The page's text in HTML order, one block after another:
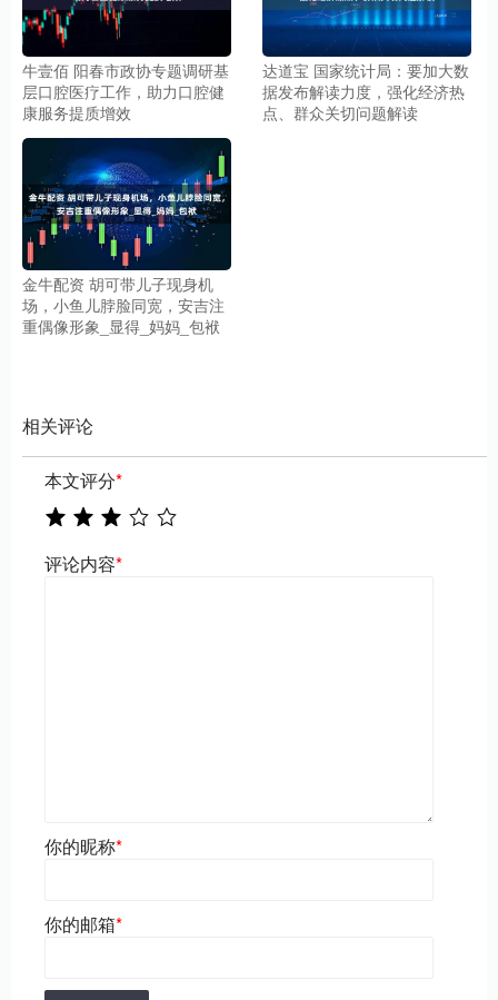
牛壹佰 阳春市政协专题调研基
层口腔医疗工作，助力口腔健
康服务提质增效
达道宝 国家统计局：要加大数
据发布解读力度，强化经济热
点、群众关切问题解读
金牛配资 胡可带儿子现身机
场，小鱼儿脖脸同宽，安吉注
重偶像形象_显得_妈妈_包袱
相关评论
本文评分*
评论内容*
你的昵称*
你的邮箱*